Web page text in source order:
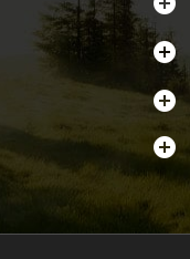


